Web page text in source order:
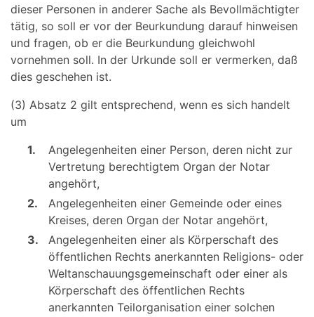
dieser Personen in anderer Sache als Bevollmächtigter
tätig, so soll er vor der Beurkundung darauf hinweisen
und fragen, ob er die Beurkundung gleichwohl
vornehmen soll. In der Urkunde soll er vermerken, daß
dies geschehen ist.
(3) Absatz 2 gilt entsprechend, wenn es sich handelt
um
1.
Angelegenheiten einer Person, deren nicht zur
Vertretung berechtigtem Organ der Notar
angehört,
2.
Angelegenheiten einer Gemeinde oder eines
Kreises, deren Organ der Notar angehört,
3.
Angelegenheiten einer als Körperschaft des
öffentlichen Rechts anerkannten Religions- oder
Weltanschauungsgemeinschaft oder einer als
Körperschaft des öffentlichen Rechts
anerkannten Teilorganisation einer solchen